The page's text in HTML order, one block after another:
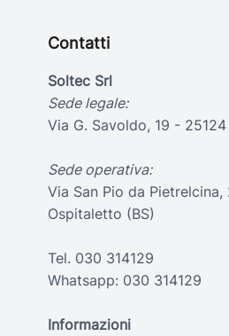
Contatti
Soltec Srl
Sede legale:
Via G. Savoldo, 19 - 25124
Sede operativa:
Via San Pio da
Ospitaletto (BS)
Tel. 030 314129
Whatsapp: 030 314129
Informazioni